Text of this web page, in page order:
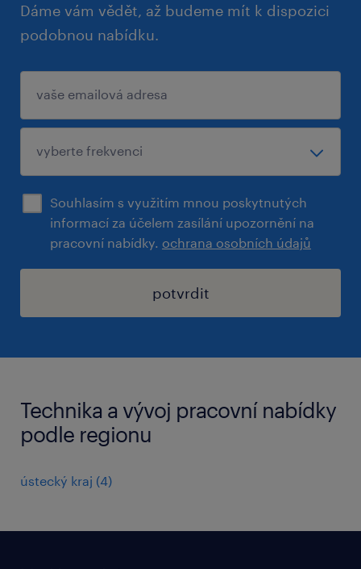
Dáme vám vědět, až budeme mít k dispozici
podobnou nabídku.
Souhlasím s využitím mnou poskytnutých
informací za účelem zasílání upozornění na
pracovní nabídky. ochrana osobních údajů
potvrdit
Technika a vývoj pracovní nabídky
podle regionu
ústecký kraj (4)